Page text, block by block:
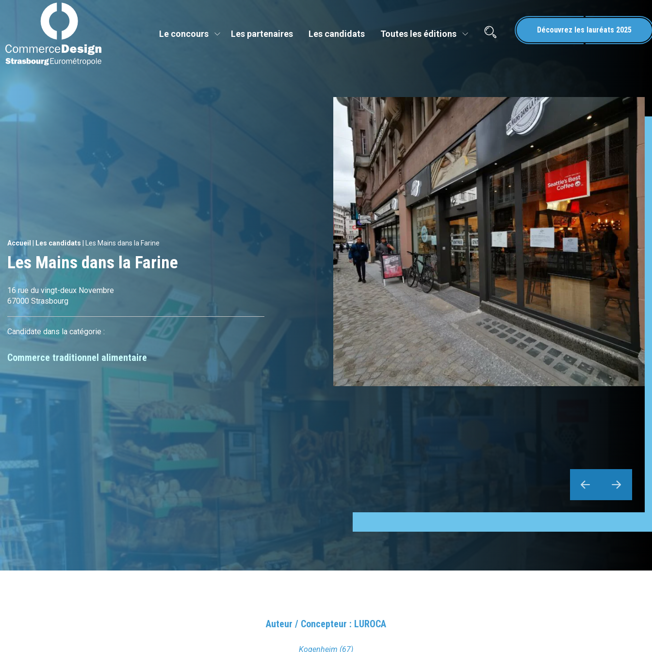
Commerce Design Strasbourg Eurométropole
Le concours Les partenaires Les candidats Toutes les éditions Découvrez les lauréats 2025
Accueil Les candidats Les Mains dans la Farine
Les Mains dans la Farine
16 rue du vingt-deux Novembre
67000 Strasbourg
Candidate dans la catégorie :
Commerce traditionnel alimentaire
Auteur / Concepteur : LUROCA
Kogenheim (67)